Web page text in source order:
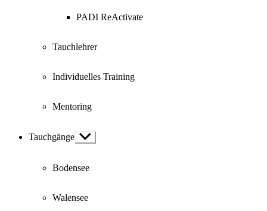
PADI ReActivate
Tauchlehrer
Individuelles Training
Mentoring
Tauchgänge Show
sub
Bodensee
Walensee